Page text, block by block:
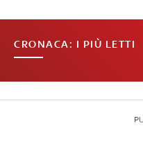
CRONACA: I PIÙ LETTI